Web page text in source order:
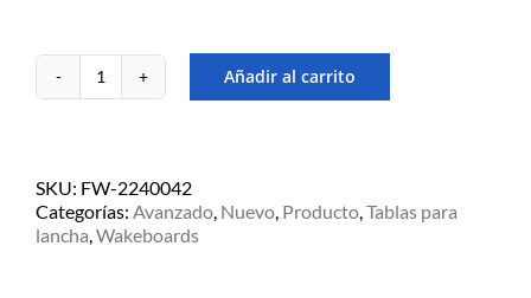
Tabla
Forum
137
-
Añadir al carrito
SKU: FW-2240042
Categorías: Avanzado Nuevo Producto Tablas para
lancha Wakeboards